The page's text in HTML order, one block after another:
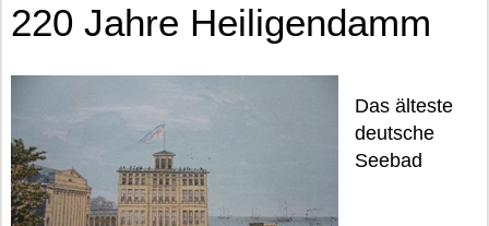
220 Jahre Heiligendamm
Das älteste
deutsche
Seebad